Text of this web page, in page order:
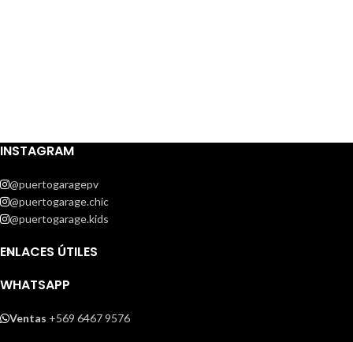
INSTAGRAM
@puertogaragepv
@puertogarage.chic
@puertogarage.kids
ENLACES ÚTILES
WHATSAPP
Ventas +569 6467 9576